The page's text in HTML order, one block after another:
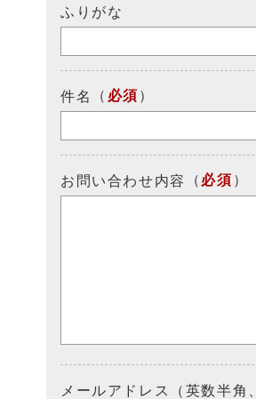
ふりがな
件名 （ 必須 ）
お問い合わせ内容 （ 必須 ）
メールアドレス（英数半角